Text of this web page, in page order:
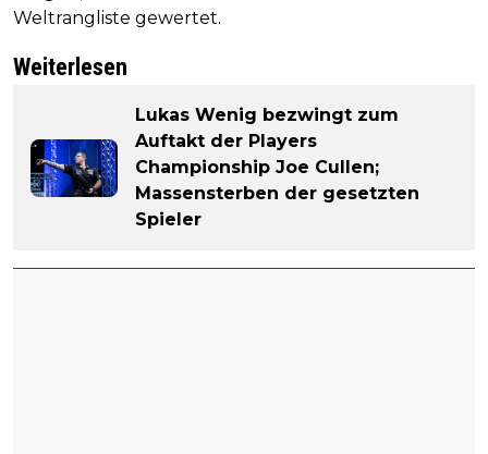
Weltrangliste gewertet.
Weiterlesen
Lukas Wenig bezwingt zum
Auftakt der Players
Championship Joe Cullen;
Massensterben der gesetzten
Spieler